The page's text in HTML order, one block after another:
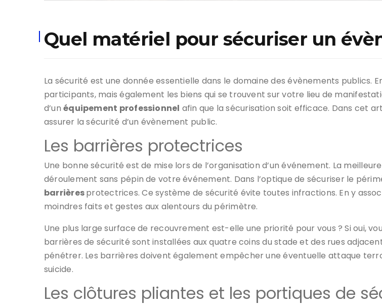
Quel matériel pour sécuriser un
La sécurité est une donnée essentielle dans le domaine des évènements publics.
participants, mais également les biens qui se trouvent sur votre lieu de
d’unéquipement professionnel afin que la sécurisation soit efficace. Dans cet
assurer la sécurité d’un évènement public.
Les barrières protectrices
Une bonne sécurité est de mise lors de l’organisation d’un événement. La
déroulement sans pépin de votre événement. Dans l’optique de sécuriser le
barrièresprotectrices. Ce système de sécurité évite toutes infractions. En y
moindres faits et gestes aux alentours du périmètre.
Une plus large surface de recouvrement est-elle une priorité pour vous ? Si oui,
barrières de sécurité sont installées aux quatre coins du stade et des rues
pénétrer. Les barrières doivent également empêcher une éventuelle attaque
suicide.
Les clôtures pliantes et les portiques de